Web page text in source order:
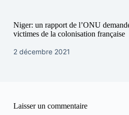
Niger: un rapport de l’ONU
victimes de la colonisation française
2 décembre 2021
Laisser un commentaire